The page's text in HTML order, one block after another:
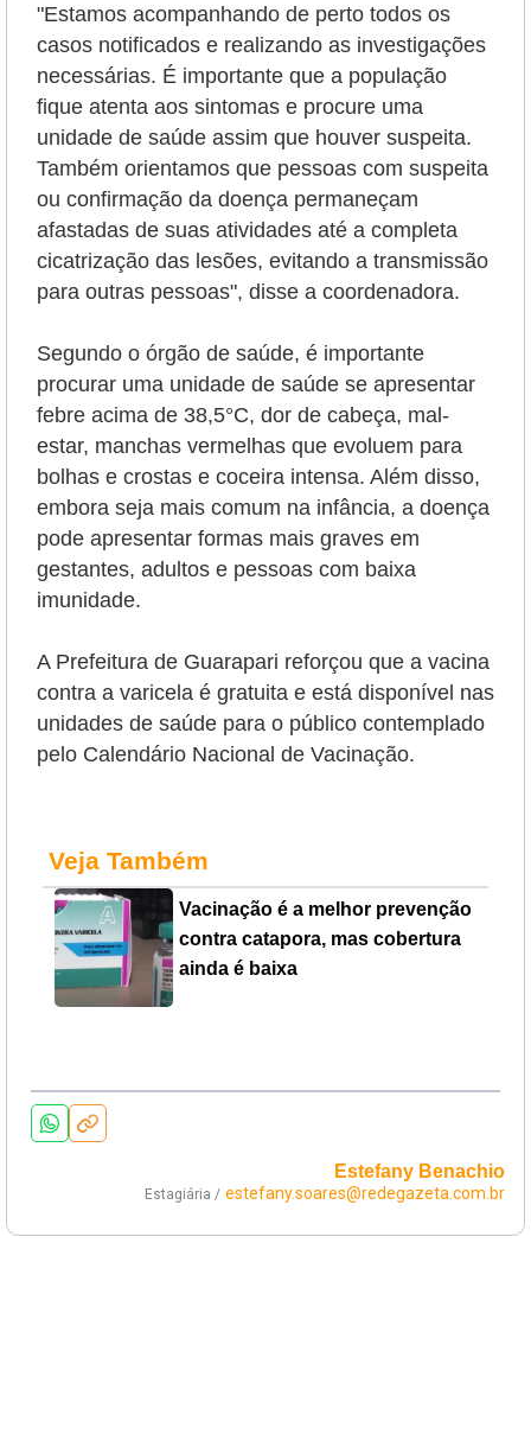
"Estamos acompanhando de perto todos os
casos notificados e realizando as investigações
necessárias. É importante que a população
fique atenta aos sintomas e procure uma
unidade de saúde assim que houver suspeita.
Também orientamos que pessoas com suspeita
ou confirmação da doença permaneçam
afastadas de suas atividades até a completa
cicatrização das lesões, evitando a transmissão
para outras pessoas", disse a coordenadora.
Segundo o órgão de saúde, é importante
procurar uma unidade de saúde se apresentar
febre acima de 38,5°C, dor de cabeça, mal-
estar, manchas vermelhas que evoluem para
bolhas e crostas e coceira intensa. Além disso,
embora seja mais comum na infância, a doença
pode apresentar formas mais graves em
gestantes, adultos e pessoas com baixa
imunidade.
A Prefeitura de Guarapari reforçou que a vacina
contra a varicela é gratuita e está disponível nas
unidades de saúde para o público contemplado
pelo Calendário Nacional de Vacinação.
Veja Também
Vacinação é a melhor prevenção
contra catapora, mas cobertura
ainda é baixa
Estefany Benachio
Estagiária / estefany.soares@redegazeta.com.br